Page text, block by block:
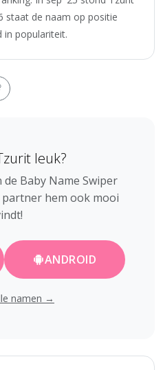
staat de naam op positie
in populariteit.
leuk?
de Baby Name Swiper
hem ook mooi
ANDROID
namen →